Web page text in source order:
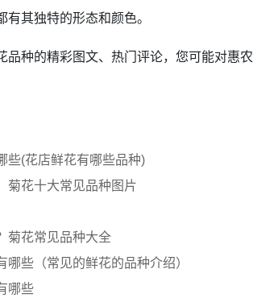
有其独特的形态和颜色。
品种的精彩图文、热门评论，您可能对惠
些(花店鲜花有哪些品种)
菊花十大常见品种图片
菊花常见品种大全
哪些（常见的鲜花的品种介绍）
哪些